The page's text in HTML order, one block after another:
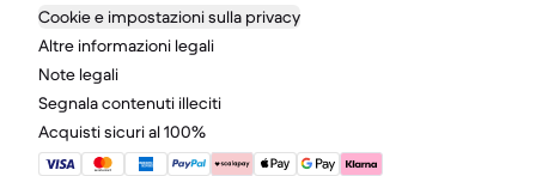
Cookie e impostazioni sulla privacy
Altre informazioni legali
Note legali
Segnala contenuti illeciti
Acquisti sicuri al 100%